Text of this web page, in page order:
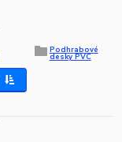
Podhrabové
desky PVC